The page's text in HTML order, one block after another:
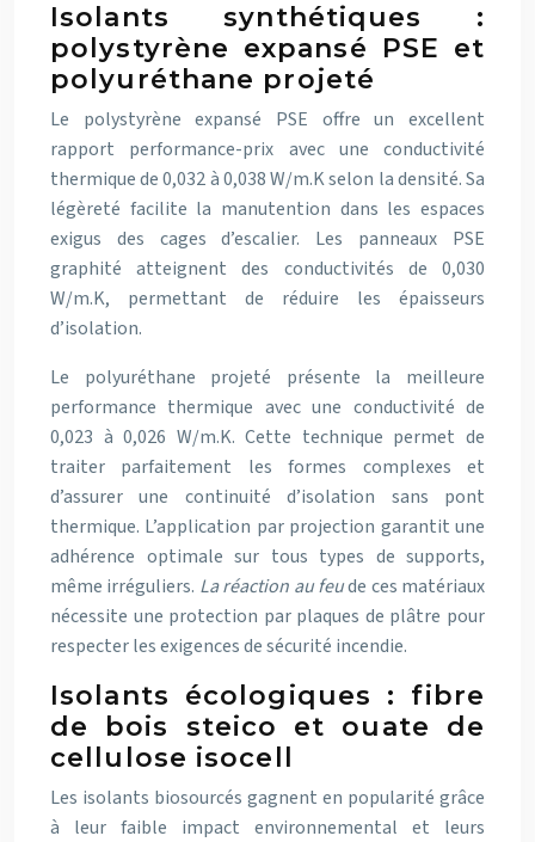
Isolants synthétiques :
polystyrène expansé PSE et
polyuréthane projeté
Le polystyrène expansé PSE offre un excellent
rapport performance-prix avec une conductivité
thermique de 0,032 à 0,038 W/m.K selon la densité. Sa
légèreté facilite la manutention dans les espaces
exigus des cages d’escalier. Les panneaux PSE
graphité atteignent des conductivités de 0,030
W/m.K, permettant de réduire les épaisseurs
d’isolation.
Le polyuréthane projeté présente la meilleure
performance thermique avec une conductivité de
0,023 à 0,026 W/m.K. Cette technique permet de
traiter parfaitement les formes complexes et
d’assurer une continuité d’isolation sans pont
thermique. L’application par projection garantit une
adhérence optimale sur tous types de supports,
même irréguliers. La réaction au feude ces matériaux
nécessite une protection par plaques de plâtre pour
respecter les exigences de sécurité incendie.
Isolants écologiques : fibre
de bois steico et ouate de
cellulose isocell
Les isolants biosourcés gagnent en popularité grâce
à leur faible impact environnemental et leurs